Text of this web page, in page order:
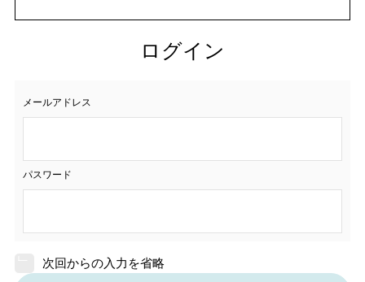
ログイン
メールアドレス
パスワード
次回からの入力を省略